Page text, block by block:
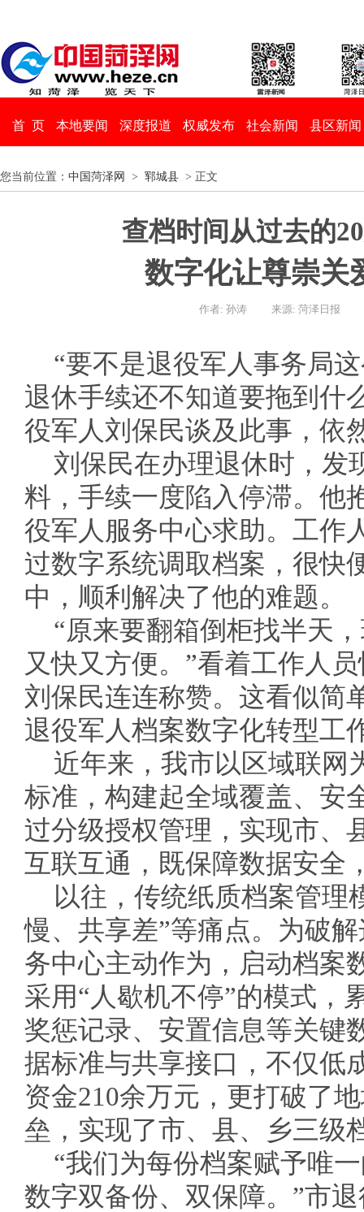
首 页 本地要闻 深度报道 权威发布 社会新闻 县区新闻
您当前位置： 中国菏泽网 > 郓城县 > 正文
查档时间从过去的
数字化让尊崇关
作者: 孙涛 来源: 菏泽日报
“要不是退役军人事务局
退休手续还不知道要拖到什
役军人刘保民谈及此事，依
刘保民在办理退休时，发
料，手续一度陷入停滞。他
役军人服务中心求助。工作
过数字系统调取档案，很快
中，顺利解决了他的难题。
“原来要翻箱倒柜找半天
又快又方便。”看着工作人
刘保民连连称赞。这看似简
退役军人档案数字化转型工
近年来，我市以区域联网
标准，构建起全域覆盖、安
过分级授权管理，实现市、
互联互通，既保障数据安全
以往，传统纸质档案管理
慢、共享差”等痛点。为破
务中心主动作为，启动档案
采用“人歇机不停”的模式，
奖惩记录、安置信息等关键
据标准与共享接口，不仅低
资金210余万元，更打破了
垒，实现了市、县、乡三级
“我们为每份档案赋予唯
数字双备份、双保障。”市